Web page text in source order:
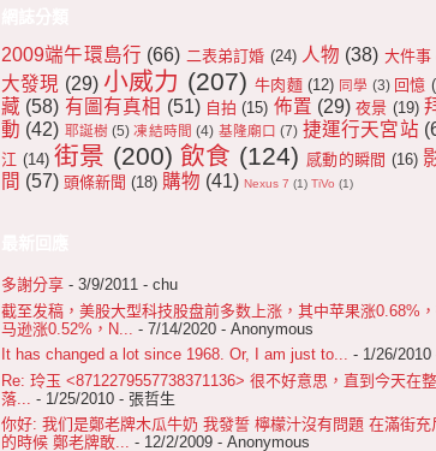
2009端午環島行 (66) 二表弟訂婚 (24) 人物 (38) 大件事
大發現 (29) 小威力 (207) 牛肉麵 (12) 同學 (3) 回憶
藏 (58) 有圖有真相 (51) 自拍 (15) 佈置 (29) 夜景 (19)
動 (42) 耶誕樹 (5) 凍結時間 (4) 基隆廟口 (7) 捷運行天宮站
江 (14) 街景 (200) 飲食 (124) 感動的瞬間 (16)
間 (57) 頭條新聞 (18) 購物 (41) Nexus 7 (1) TiVo (1)
多謝分享 - 3/9/2011 - chu
截至发稿，美股大型科技股盘前多数上涨，其中苹果涨0.68%
马逊涨0.52%，N...
- 7/14/2020 - Anonymous
It has changed a lot since 1968. Or, I am just to... - 1/26/2010
Re: 玲玉 <8712279557738371136> 很不好意思，直到今天在
落...
- 1/25/2010 - 張哲生
你好: 我们是鄭老牌木瓜牛奶 我發誓 檸檬汁沒有問題 在滿街
的時候 鄭老牌敢... - 12/2/2009 - Anonymous